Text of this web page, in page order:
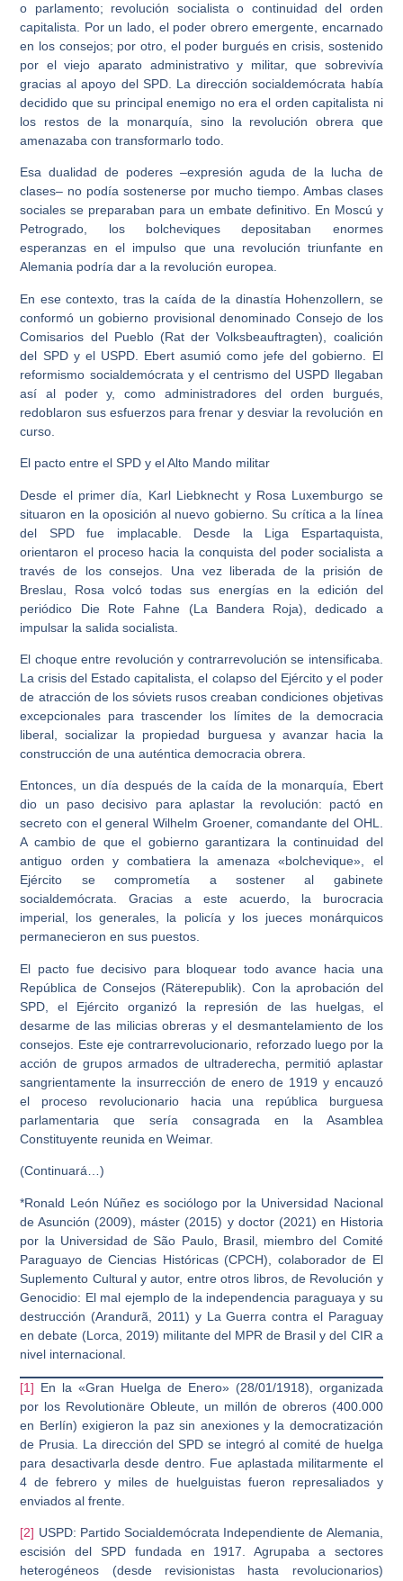
o parlamento; revolución socialista o continuidad del orden
capitalista. Por un lado, el poder obrero emergente, encarnado
en los consejos; por otro, el poder burgués en crisis, sostenido
por el viejo aparato administrativo y militar, que sobrevivía
gracias al apoyo del SPD. La dirección socialdemócrata había
decidido que su principal enemigo no era el orden capitalista ni
los restos de la monarquía, sino la revolución obrera que
amenazaba con transformarlo todo.
Esa dualidad de poderes –expresión aguda de la lucha de
clases– no podía sostenerse por mucho tiempo. Ambas clases
sociales se preparaban para un embate definitivo. En Moscú y
Petrogrado, los bolcheviques depositaban enormes
esperanzas en el impulso que una revolución triunfante en
Alemania podría dar a la revolución europea.
En ese contexto, tras la caída de la dinastía Hohenzollern, se
conformó un gobierno provisional denominado Consejo de los
Comisarios del Pueblo (Rat der Volksbeauftragten), coalición
del SPD y el USPD. Ebert asumió como jefe del gobierno. El
reformismo socialdemócrata y el centrismo del USPD llegaban
así al poder y, como administradores del orden burgués,
redoblaron sus esfuerzos para frenar y desviar la revolución en
curso.
El pacto entre el SPD y el Alto Mando militar
Desde el primer día, Karl Liebknecht y Rosa Luxemburgo se
situaron en la oposición al nuevo gobierno. Su crítica a la línea
del SPD fue implacable. Desde la Liga Espartaquista,
orientaron el proceso hacia la conquista del poder socialista a
través de los consejos. Una vez liberada de la prisión de
Breslau, Rosa volcó todas sus energías en la edición del
periódico Die Rote Fahne (La Bandera Roja), dedicado a
impulsar la salida socialista.
El choque entre revolución y contrarrevolución se intensificaba.
La crisis del Estado capitalista, el colapso del Ejército y el poder
de atracción de los sóviets rusos creaban condiciones objetivas
excepcionales para trascender los límites de la democracia
liberal, socializar la propiedad burguesa y avanzar hacia la
construcción de una auténtica democracia obrera.
Entonces, un día después de la caída de la monarquía, Ebert
dio un paso decisivo para aplastar la revolución: pactó en
secreto con el general Wilhelm Groener, comandante del OHL.
A cambio de que el gobierno garantizara la continuidad del
antiguo orden y combatiera la amenaza «bolchevique», el
Ejército se comprometía a sostener al gabinete
socialdemócrata. Gracias a este acuerdo, la burocracia
imperial, los generales, la policía y los jueces monárquicos
permanecieron en sus puestos.
El pacto fue decisivo para bloquear todo avance hacia una
República de Consejos (Räterepublik). Con la aprobación del
SPD, el Ejército organizó la represión de las huelgas, el
desarme de las milicias obreras y el desmantelamiento de los
consejos. Este eje contrarrevolucionario, reforzado luego por la
acción de grupos armados de ultraderecha, permitió aplastar
sangrientamente la insurrección de enero de 1919 y encauzó
el proceso revolucionario hacia una república burguesa
parlamentaria que sería consagrada en la Asamblea
Constituyente reunida en Weimar.
(Continuará…)
*Ronald León Núñez es sociólogo por la Universidad Nacional
de Asunción (2009), máster (2015) y doctor (2021) en Historia
por la Universidad de São Paulo, Brasil, miembro del Comité
Paraguayo de Ciencias Históricas (CPCH), colaborador de El
Suplemento Cultural y autor, entre otros libros, de Revolución y
Genocidio: El mal ejemplo de la independencia paraguaya y su
destrucción (Arandurã, 2011) y La Guerra contra el Paraguay
en debate (Lorca, 2019) militante del MPR de Brasil y del CIR a
nivel internacional.
[1] En la «Gran Huelga de Enero» (28/01/1918), organizada
por los Revolutionäre Obleute, un millón de obreros (400.000
en Berlín) exigieron la paz sin anexiones y la democratización
de Prusia. La dirección del SPD se integró al comité de huelga
para desactivarla desde dentro. Fue aplastada militarmente el
4 de febrero y miles de huelguistas fueron represaliados y
enviados al frente.
[2] USPD: Partido Socialdemócrata Independiente de Alemania,
escisión del SPD fundada en 1917. Agrupaba a sectores
heterogéneos (desde revisionistas hasta revolucionarios)